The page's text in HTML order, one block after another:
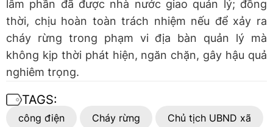
lâm phần đã được nhà nước giao quản lý; đồng
thời, chịu hoàn toàn trách nhiệm nếu để xảy ra
cháy rừng trong phạm vi địa bàn quản lý mà
không kịp thời phát hiện, ngăn chặn, gây hậu quả
nghiêm trọng.
TAGS:
công điện Cháy rừng Chủ tịch UBND xã